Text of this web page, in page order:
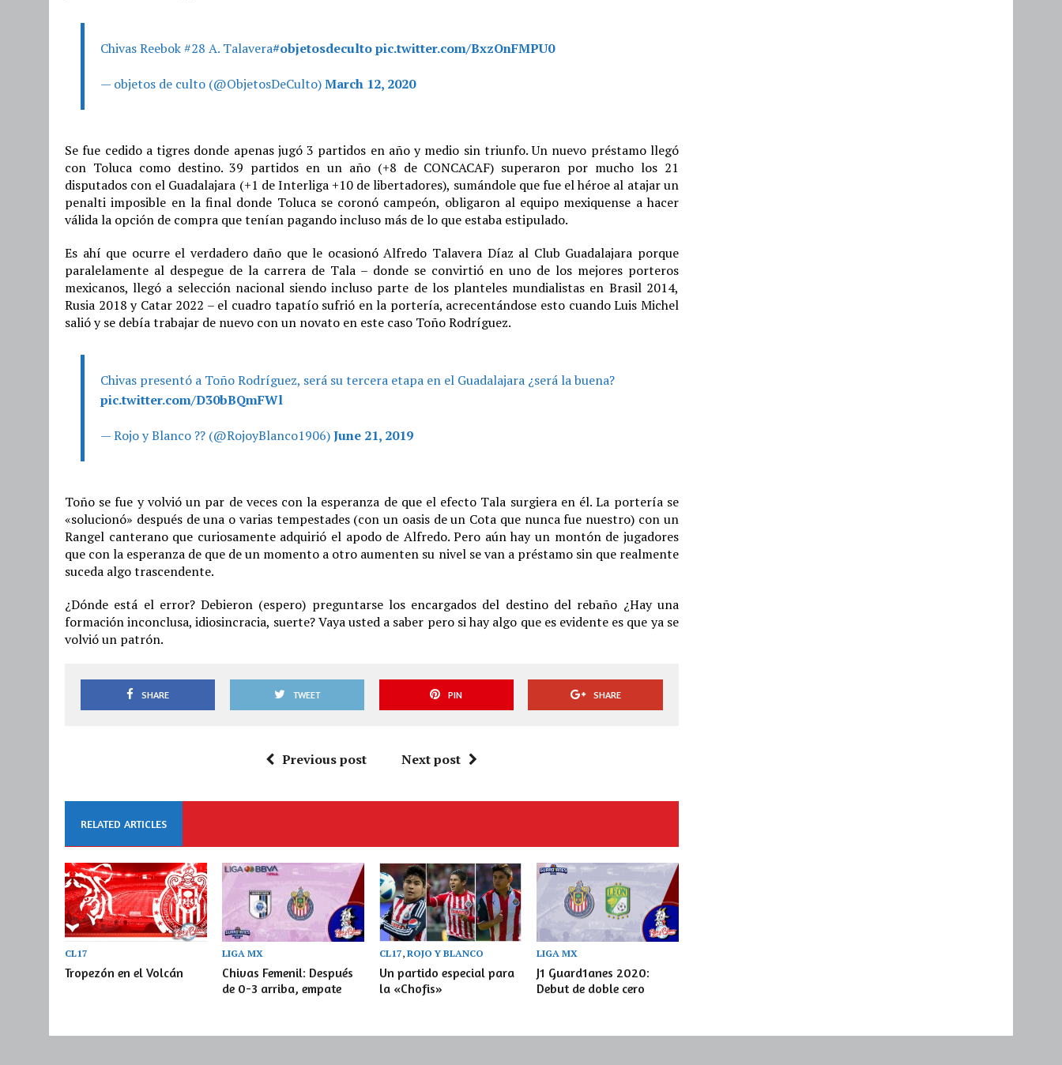
Chivas Reebok #28 A. Talavera#objetosdecultopic.twitter.com/BxzOnFMPU0
— objetos de culto (@ObjetosDeCulto)March 12, 2020
Se fue cedido a tigres donde apenas jugó 3 partidos en año y medio sin triunfo. Un nuevo préstamo llegó
con Toluca como destino. 39 partidos en un año (+8 de CONCACAF) superaron por mucho los 21
disputados con el Guadalajara (+1 de Interliga +10 de libertadores), sumándole que fue el héroe al atajar un
penalti imposible en la final donde Toluca se coronó campeón, obligaron al equipo mexiquense a hacer
válida la opción de compra que tenían pagando incluso más de lo que estaba estipulado.
Es ahí que ocurre el verdadero daño que le ocasionó Alfredo Talavera Díaz al Club Guadalajara porque
paralelamente al despegue de la carrera de Tala – donde se convirtió en uno de los mejores porteros
mexicanos, llegó a selección nacional siendo incluso parte de los planteles mundialistas en Brasil 2014,
Rusia 2018 y Catar 2022 – el cuadro tapatío sufrió en la portería, acrecentándose esto cuando Luis Michel
salió y se debía trabajar de nuevo con un novato en este caso Toño Rodríguez.
Chivas presentó a Toño Rodríguez, será su tercera etapa en el Guadalajara ¿será la buena?
pic.twitter.com/D30bBQmFWl
— Rojo y Blanco ?? (@RojoyBlanco1906)June 21, 2019
Toño se fue y volvió un par de veces con la esperanza de que el efecto Tala surgiera en él. La portería se
«solucionó» después de una o varias tempestades (con un oasis de un Cota que nunca fue nuestro) con un
Rangel canterano que curiosamente adquirió el apodo de Alfredo. Pero aún hay un montón de jugadores
que con la esperanza de que de un momento a otro aumenten su nivel se van a préstamo sin que realmente
suceda algo trascendente.
¿Dónde está el error? Debieron (espero) preguntarse los encargados del destino del rebaño ¿Hay una
formación inconclusa, idiosincracia, suerte? Vaya usted a saber pero si hay algo que es evidente es que ya se
volvió un patrón.
SHARE TWEET PIN SHARE
Previous post Next post
RELATED ARTICLES
CL17
Tropezón en el Volcán
LIGA MX
Chivas Femenil: Después
de 0-3 arriba, empate
CL17,ROJO Y BLANCO
Un partido especial para
la «Chofis»
LIGA MX
J1 Guard1anes 2020:
Debut de doble cero